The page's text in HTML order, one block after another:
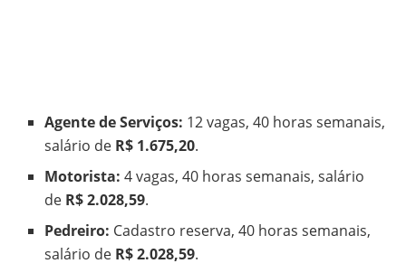
Agente de Serviços: 12 vagas, 40 horas semanais,
salário de R$ 1.675,20.
Motorista: 4 vagas, 40 horas semanais, salário
de R$ 2.028,59.
Pedreiro: Cadastro reserva, 40 horas semanais,
salário de R$ 2.028,59.